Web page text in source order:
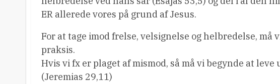
ER allerede vores på grund af Jesus.
For at tage imod frelse, velsignelse og helbredelse, må
praksis.
Hvis vi fx er plaget af mismod, så må vi begynde at leve
(Jeremias 29,11)